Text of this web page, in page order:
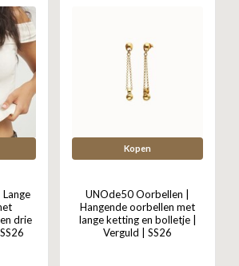
drie
Kopen
UNOde50 Oorbellen |
Hangende oorbellen met
lange ketting en bolletje |
Verguld | SS26